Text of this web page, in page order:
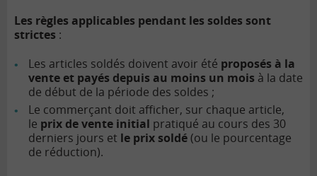
Les règles applicables pendant les soldes sont
strictes :
Les articles soldés doivent avoir été proposés à la
vente et payés depuis au moins un mois à la date
de début de la période des soldes ;
Le commerçant doit afficher, sur chaque article,
le prix de vente initial pratiqué au cours des 30
derniers jours et le prix soldé(ou le pourcentage
de réduction).